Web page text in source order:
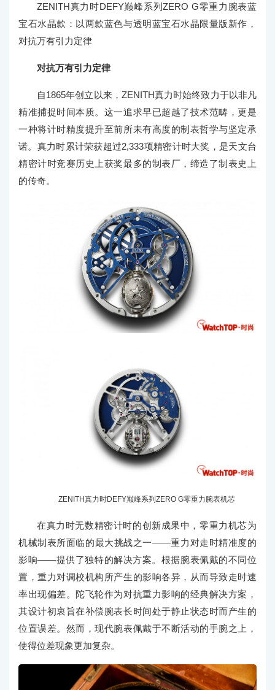
ZENITH真力时DEFY巅峰系列ZERO G零重力腕表蓝
宝石水晶款：以两款蓝色与透明蓝宝石水晶限量版新作，
对抗万有引力定律
对抗万有引力定律
自1865年创立以来，ZENITH真力时始终致力于以非凡
精准捕捉时间本质。这一追求早已超越了技术范畴，更是
一种将计时精度提升至前所未有高度的制表哲学与坚定承
诺。真力时累计荣获超过2,333项精密计时大奖，是天文台
精密计时竞赛历史上获奖最多的制表厂，缔造了制表史上
的传奇。
ZENITH真力时DEFY巅峰系列ZERO G零重力腕表机芯
在真力时无数精密计时的创新成果中，零重力机芯为
机械制表所面临的最大挑战之一——重力对走时精准度的
影响——提供了独特的解决方案。根据腕表佩戴的不同位
置，重力对调校机构所产生的影响各异，从而导致走时速
率出现偏差。陀飞轮作为对抗重力影响的经典解决方案，
其设计初衷旨在补偿腕表长时间处于静止状态时而产生的
位置误差。然而，现代腕表佩戴于不断活动的手腕之上，
使得位差现象更加复杂。